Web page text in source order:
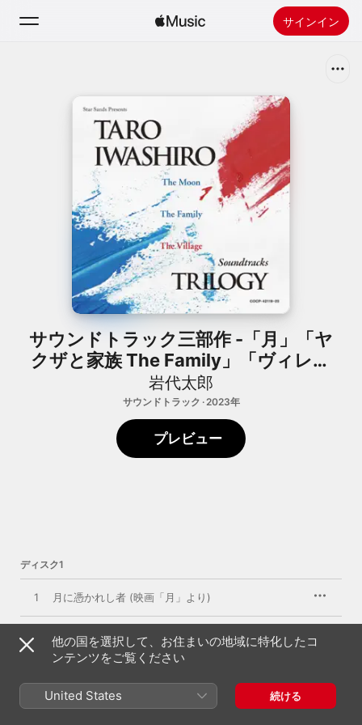
サインイン
新着おすすめ
Apple Musicをインストール
サウンドトラック三部作 -「月」「ヤ
クザと家族 The Family」「ヴィレッ
ジ」-
岩代太郎
サウンドトラック · 2023年
プレビュー
ディスク1
1 月に憑かれし者 (映画「月」より)
安息の灯 (映画「月」より)
4 慈しみの果てに (映画「月」より)
他の国を選択して、お住まいの地域に特化したコ
ンテンツをご覧ください
United States 続ける